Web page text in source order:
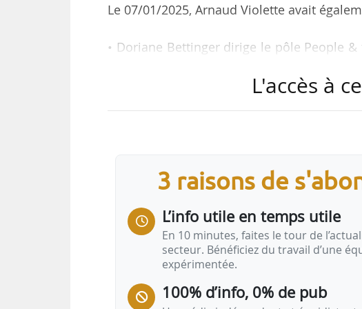
Le 07/01/2025, Arnaud Violette avait
• Doriane Bettinger dirige le pôle People
Engie à la direction de la
• Clément Bach a débuté sa carrière
évaluation immobilière. Diplômé de
département Real Estate Services.
• Laura Seng Hazan est en charge du
L'accès à
3 raisons de
L’info utile en temps utile
En 10 minutes, faites le tour de
secteur. Bénéficiez du travail d’une
expérimentée.
100% d’info, 0% de pub